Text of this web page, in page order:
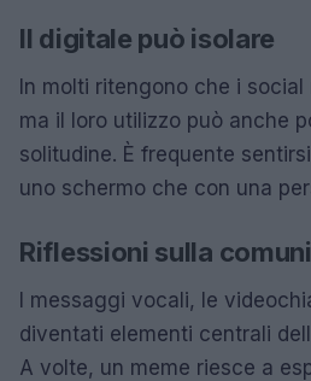
Il digitale può isolare
In molti ritengono che i
ma il loro utilizzo può anche
solitudine. È frequente
uno schermo che con una
Riflessioni sulla
I messaggi vocali, le
diventati elementi centrali
A volte, un meme riesce a